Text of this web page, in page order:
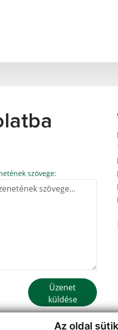
Az oldal
szövege:
Üzenet
küldése